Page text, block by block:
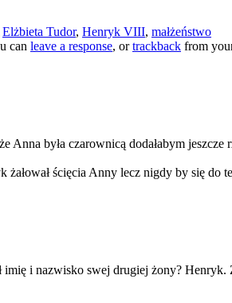
Elżbieta Tudor, Henryk VIII, małżeństwo
can leave a response, ortrackback from
Anna była czarownicą dodałabym
ścięcia Anny lecz nigdy by się do
i nazwisko swej drugiej żony? Henryk.